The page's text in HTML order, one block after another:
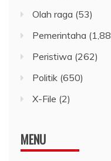
Olah raga (53)
Pemerintaha
Peristiwa (262)
Politik (650)
X-File (2)
MENU